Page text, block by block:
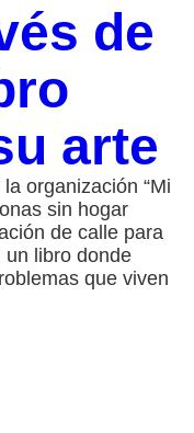
de
arte
organización “Mi
sin hogar
de calle para
un libro donde
que viven